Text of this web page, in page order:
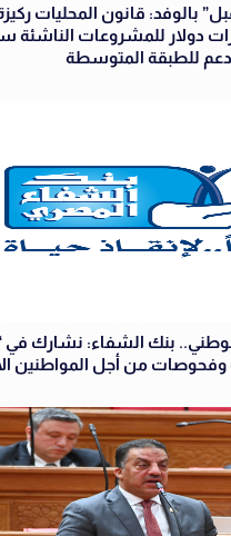
بالوفد: قانون المحليات
وضخ 5 مليارات دولار للمشروعات
دعم للطبقة المتوسطة
بنك الشفاء: نشارك في
من أجل المواطنين